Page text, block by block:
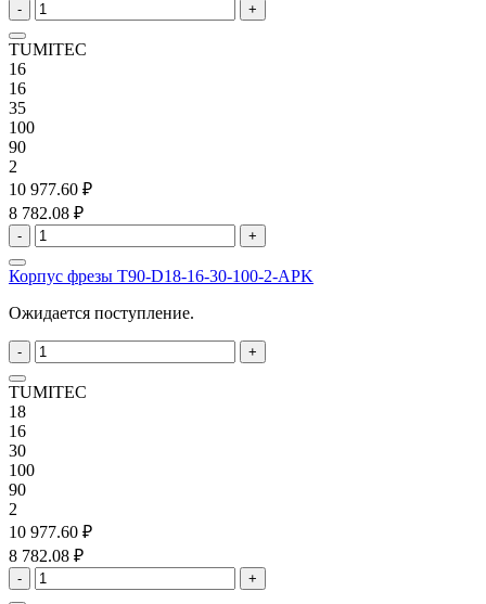
- +
TUMITEC
16
16
35
100
90
2
10 977.60 ₽
8 782.08 ₽
- +
Корпус фрезы T90-D18-16-30-100-2-APK
Ожидается поступление.
- +
TUMITEC
18
16
30
100
90
2
10 977.60 ₽
8 782.08 ₽
- +